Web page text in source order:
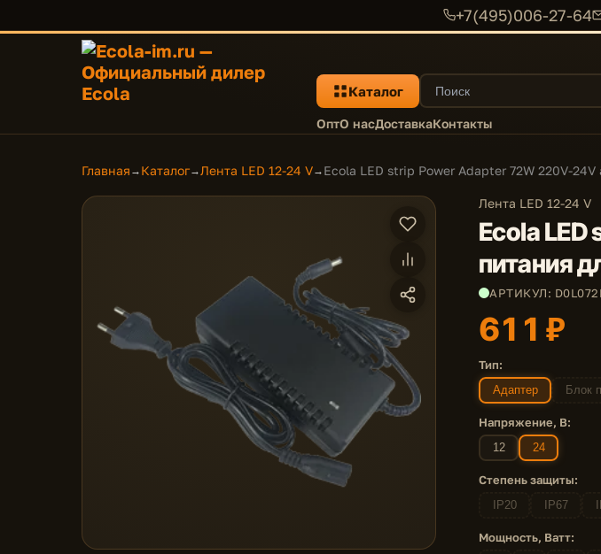
+7(495)006-27-64
Каталог
ОптО насДоставкаКонтакты
Главная → Каталог→Лента LED 12-24 V→ Ecola LED strip Power Adapter 72W 220V-
Лента LED 12-24 V
Ecola
питания
АРТИКУЛ:
611 ₽
Тип:
Адаптер Блок
Напряжение, В:
12 24
Степень защиты:
IP20 IP67
Мощность, Ватт: